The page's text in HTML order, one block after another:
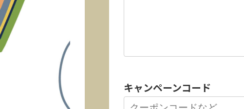
キャンペーンコード